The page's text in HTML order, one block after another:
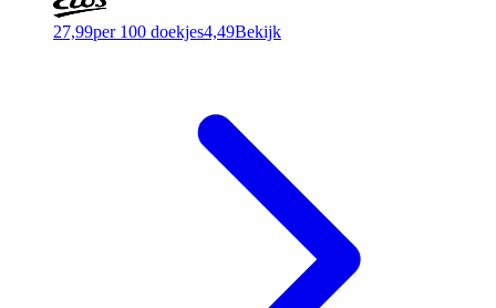
27,99per 100 doekjes4,49Bekijk